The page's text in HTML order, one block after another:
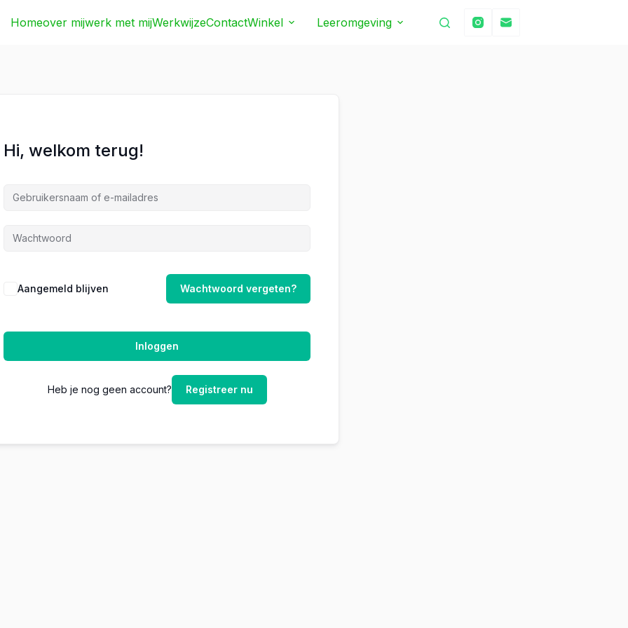
Homeover mijwerk met mijWerkwijzeContactWinkel Leeromgeving
Hi, welkom terug!
Aangemeld blijven Wachtwoord vergeten?
Inloggen
Heb je nog geen account? Registreer nu